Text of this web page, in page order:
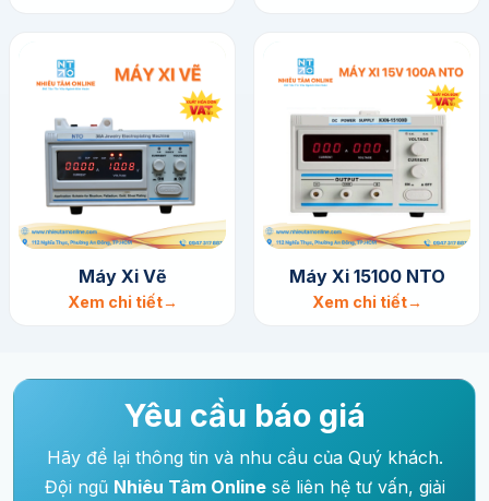
Máy Xi Vẽ
Xem chi tiết
Máy Xi 15100 NTO
Xem chi tiết
Yêu cầu báo giá
Hãy để lại thông tin và nhu cầu của Quý khách.
Đội ngũ Nhiêu Tâm Onlinesẽ liên hệ tư vấn, giải